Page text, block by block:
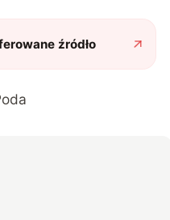
źródło